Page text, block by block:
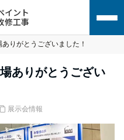
イント
修工事
りがとうございました！
ありがとうござい
展示会情報